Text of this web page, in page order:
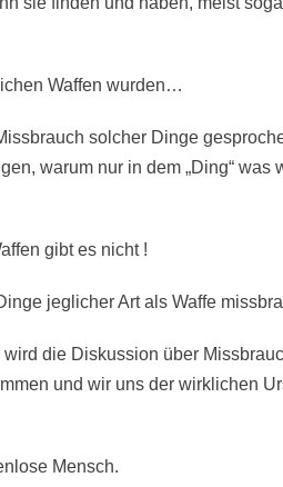
Waffen wurden…
solcher Dinge
warum nur in dem „Ding“ was
gibt es nicht !
jeglicher Art als Waffe
die Diskussion über
und wir uns der wirklichen
Mensch.